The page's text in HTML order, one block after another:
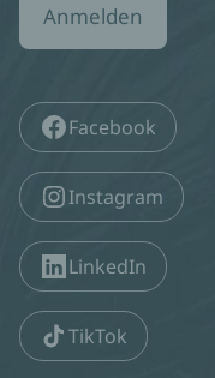
Anmelden
Facebook
Instagram
LinkedIn
TikTok